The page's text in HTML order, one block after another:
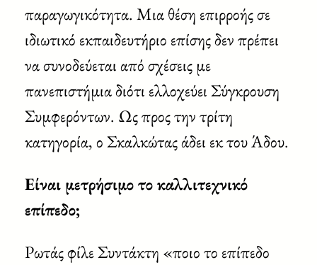
παραγωγικότητα. Μια θέση επιρροής σε
ιδιωτικό εκπαιδευτήριο επίσης δεν πρέπει
να συνοδεύεται από σχέσεις με
πανεπιστήμια διότι ελλοχεύει Σύγκρουση
Συμφερόντων. Ως προς την τρίτη
κατηγορία, ο Σκαλκώτας άδει εκ του Άδου.
Είναι μετρήσιμο το καλλιτεχνικό
επίπεδο;
Ρωτάς φίλε Συντάκτη «ποιο το επίπεδο